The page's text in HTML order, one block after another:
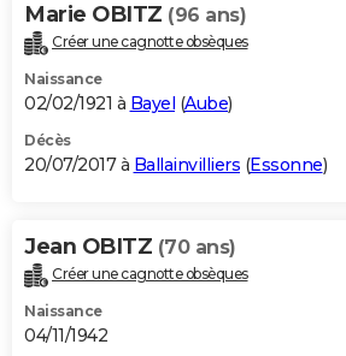
Marie OBITZ (96 ans)
Créer une cagnotte obsèques
Naissance
02/02/1921 à Bayel (Aube)
Décès
20/07/2017 à Ballainvilliers (Essonne)
Jean OBITZ (70 ans)
Créer une cagnotte obsèques
Naissance
04/11/1942